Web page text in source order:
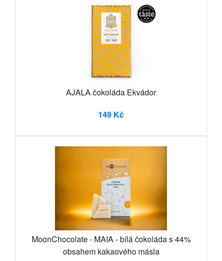
AJALA čokoláda Ekvádor
149 Kč
MoonChocolate - MAIA - bílá čokoláda s 44%
obsahem kakaového másla